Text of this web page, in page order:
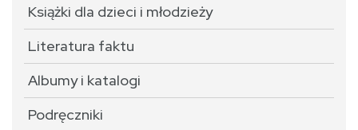
Książki dla dzieci i młodzieży
Literatura faktu
Albumy i katalogi
Podręczniki